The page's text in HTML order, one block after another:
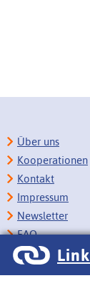
Link
Über uns
Kooperationen
Kontakt
Impressum
Newsletter
FAQ
Copyright